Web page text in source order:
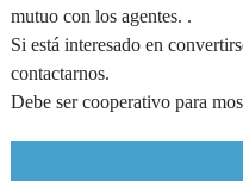
Placa de pozo profundo
Pipeta serológica
mutuo con los agentes. .
Si está interesado en
contactarnos.
Debe ser cooperativo para